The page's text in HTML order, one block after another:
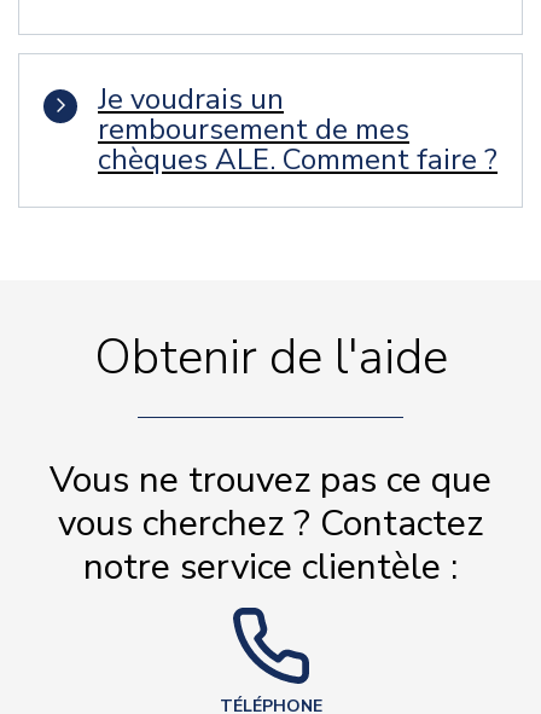
Je voudrais un
remboursement de mes
chèques ALE. Comment faire ?
Obtenir de l'aide
Vous ne trouvez pas ce que
vous cherchez ? Contactez
notre service clientèle :
TÉLÉPHONE